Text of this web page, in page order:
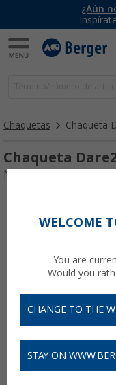
¿Aún
Chaquetas Chaqueta
Chaqueta
Nº de artículo
WELCOME
You are
Would you
CHANGE TO THE
STAY ON